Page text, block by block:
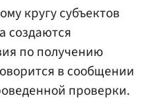
кругу субъектов
создаются
по получению
в сообщении
проверки.